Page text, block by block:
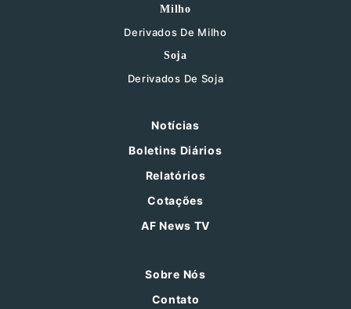
Milho
Derivados De Milho
Soja
Derivados De Soja
Notícias
Boletins Diários
Relatórios
Cotações
AF News TV
Sobre Nós
Contato